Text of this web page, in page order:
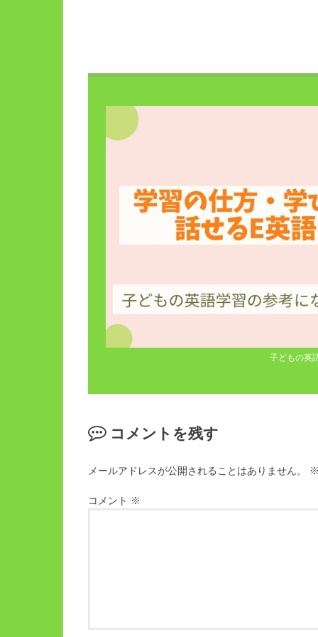
子どもの英
コメントを残す
メールアドレスが公開されることはありません。
コメント ※